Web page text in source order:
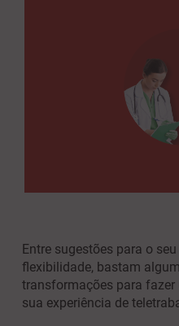
Entre sugestões para o
flexibilidade, bastam
transformações para
sua experiência de